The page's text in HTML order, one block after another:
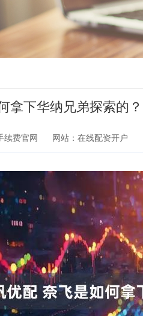
拿下华纳兄弟探索的？
续费官网 网站：在线配资开户